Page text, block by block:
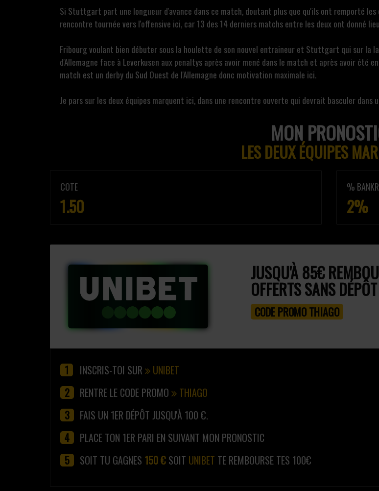
Si Stuttgart part une longueur d'avance dans ce match, doutant plus que qu'ils ont remporté les
rencontre tournée vers l'offensive ici, car 13 des 14 derniers matchs entre les deux ont donné
Fribourg voulant bien débuter sous la houlette de son nouvel entraineur et Stuttgart qui sur la
d'Allemagne face à Leverkusen aux penaltys après avoir mené dans le match et après avoir été
match est un derby du Sud Ouest de l'Allemagne donc motivation maximale ici.
Je pars sur les deux équipes marquent ici, dans une rencontre ouverte qui devrait basculer dans
MON
LES DEUX ÉQUIPES
COTE
1.50
%
2%
JUSQU'À 85€
OFFERTS SANS
CODE PROMO THIAGO
INSCRIS-TOI SUR
UNIBET
RENTRE LE CODE PROMO
THIAGO
FAIS UN 1ER DÉPÔT JUSQU'À 100 €.
PLACE TON 1ER PARI EN SUIVANT MON PRONOSTIC
SOIT TU GAGNES 150 € SOIT UNIBET TE REMBOURSE TES 100€